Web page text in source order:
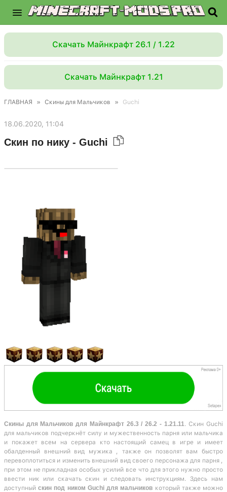
Скачать Майнкрафт 26.1 / 1.22
Скачать Майнкрафт 1.21
ГЛАВНАЯ » Скины для Мальчиков » Guchi
18.06.2020, 11:04
Скин по нику - Guchi
Скины для Мальчиков для Майнкрафт 26.3 / 26.2 - 1.21.11 . Скин Guchi
для мальчиков подчеркнёт силу и мужественность парня или мальчика
и покажет всем на сервера кто настоящий самец в игре и имеет
обалденный внешний вид мужика , также он позволят вам быстро
перевоплотиться и изменить внешний вид своего персонажа для парня ,
при этом не прикладная особых усилий все что для этого нужно просто
ввести ник или скачать скин и следовать инструкциям. Здесь нам
доступный скин под ником Guchi для мальчиков который также можно